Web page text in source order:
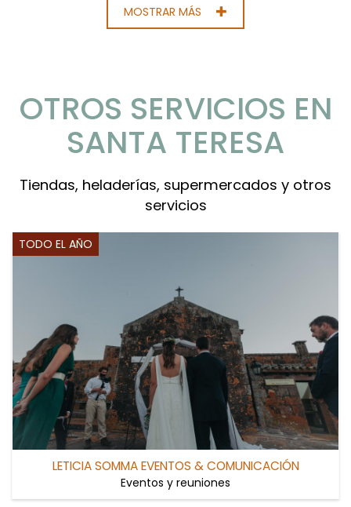
MOSTRAR MÁS
OTROS SERVICIOS EN
SANTA TERESA
Tiendas, heladerías, supermercados y otros
servicios
TODO EL AÑO
LETICIA SOMMA EVENTOS & COMUNICACIÓN
Eventos y reuniones